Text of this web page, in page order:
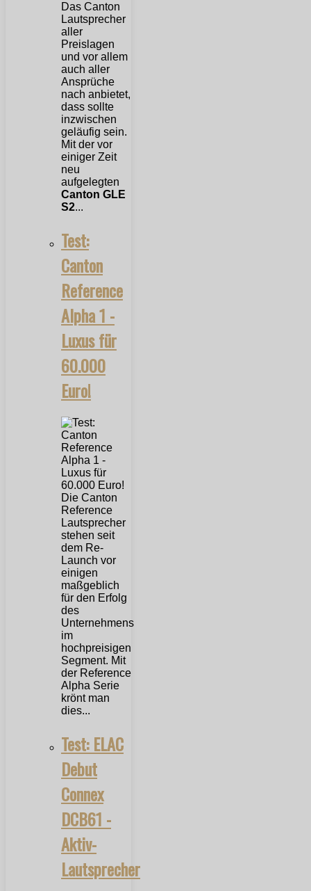
Das Canton
Lautsprecher
aller
Preislagen
und vor allem
auch aller
Ansprüche
nach anbietet,
dass sollte
inzwischen
geläufig sein.
Mit der vor
einiger Zeit
neu
aufgelegten
Canton GLE
S2...
Test:
Canton
Reference
Alpha 1 -
Luxus für
60.000
Euro!
Die Canton
Reference
Lautsprecher
stehen seit
dem Re-
Launch vor
einigen
maßgeblich
für den Erfolg
des
Unternehmens
im
hochpreisigen
Segment. Mit
der Reference
Alpha Serie
krönt man
dies...
Test: ELAC
Debut
Connex
DCB61 -
Aktiv-
Lautsprecher